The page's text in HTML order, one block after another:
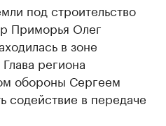
под строительство
Приморья Олег
в зоне
региона
обороны Сергеем
содействие в передаче